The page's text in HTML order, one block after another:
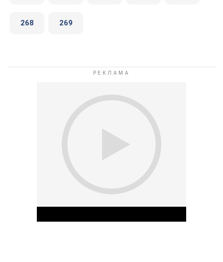
268 269